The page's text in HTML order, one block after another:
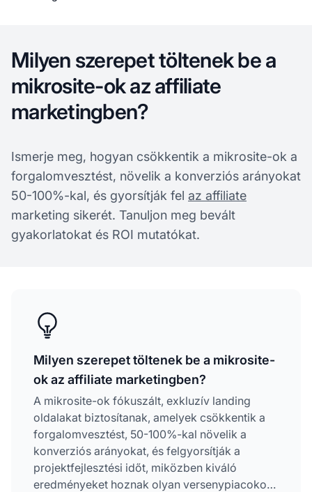
Milyen szerepet töltenek be a
mikrosite-ok az affiliate
marketingben?
Ismerje meg, hogyan csökkentik a mikrosite-ok a
forgalomvesztést, növelik a konverziós arányokat
50-100%-kal, és gyorsítják fel az affiliate
marketing sikerét. Tanuljon meg bevált
gyakorlatokat és ROI mutatókat.
Milyen szerepet töltenek be a mikrosite-
ok az affiliate marketingben?
A mikrosite-ok fókuszált, exkluzív landing
oldalakat biztosítanak, amelyek csökkentik a
forgalomvesztést, 50-100%-kal növelik a
konverziós arányokat, és felgyorsítják a
projektfejlesztési időt, miközben kiváló
eredményeket hoznak olyan versenypiacokon,